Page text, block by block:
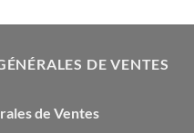
DE VENTES
de Ventes